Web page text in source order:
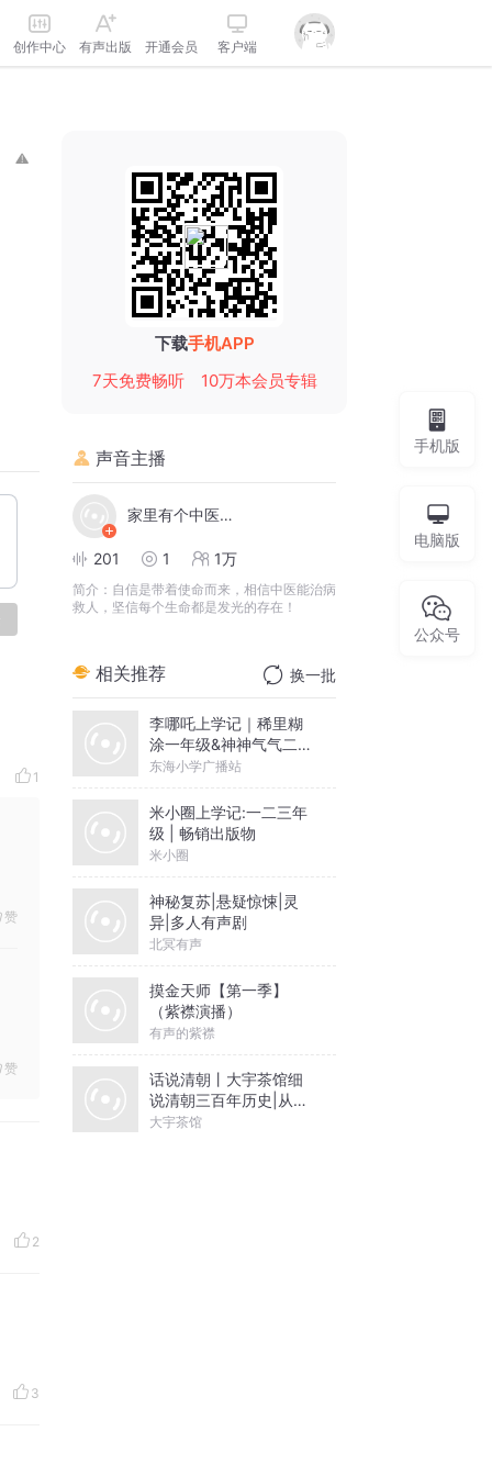
创作中心 有声出版 开通会员 客户端
1
赞
赞
2
3
下载手机APP
7天免费畅听
10万本会员专辑
声音主播
家里有个中医真好
201 1 1万
简介： 自信是带着使命而来，相信中医能治病
救人，坚信每个生命都是发光的存在！
相关推荐 换一批
李哪吒上学记｜稀里糊
涂一年级&神神气气二年
级
东海小学广播站
米小圈上学记:一二三年
级 | 畅销出版物
米小圈
神秘复苏|悬疑惊悚|灵
异|多人有声剧
北冥有声
摸金天师【第一季】
（紫襟演播）
有声的紫襟
话说清朝丨大宇茶馆细
说清朝三百年历史|从努
尔哈赤到末代皇帝溥仪|
大宇茶馆
手机版
电脑版
公众号